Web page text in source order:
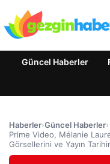
Güncel Haberler
Haberler›Güncel Haberler›
Prime Video, Mélanie
Görsellerini ve Yayın